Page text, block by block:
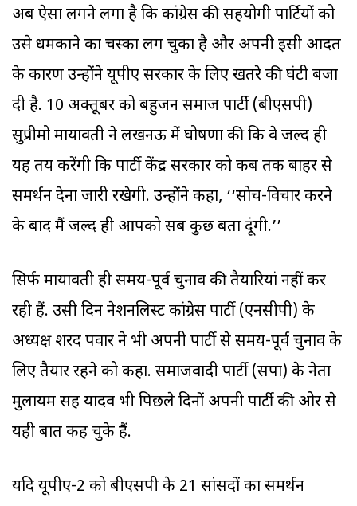
अब ऐसा लगने लगा है कि कांग्रेस की सहयोगी पार्टियों को
उसे धमकाने का चस्का लग चुका है और अपनी इसी आदत
के कारण उन्होंने यूपीए सरकार के लिए खतरे की घंटी बजा
दी है. 10 अक्तूबर को बहुजन समाज पार्टी (बीएसपी)
सुप्रीमो मायावती ने लखनऊ में घोषणा की कि वे जल्द ही
यह तय करेंगी कि पार्टी केंद्र सरकार को कब तक बाहर से
समर्थन देना जारी रखेगी. उन्होंने कहा, ‘‘सोच-विचार करने
के बाद मैं जल्द ही आपको सब कुछ बता दूंगी.’’
सिर्फ मायावती ही समय-पूर्व चुनाव की तैयारियां नहीं कर
रही हैं. उसी दिन नेशनलिस्ट कांग्रेस पार्टी (एनसीपी) के
अध्यक्ष शरद पवार ने भी अपनी पार्टी से समय-पूर्व चुनाव के
लिए तैयार रहने को कहा. समाजवादी पार्टी (सपा) के नेता
मुलायम सिंह यादव भी पिछले दिनों अपनी पार्टी की ओर से
यही बात कह चुके हैं.
यदि यूपीए-2 को बीएसपी के 21 सांसदों का समर्थन